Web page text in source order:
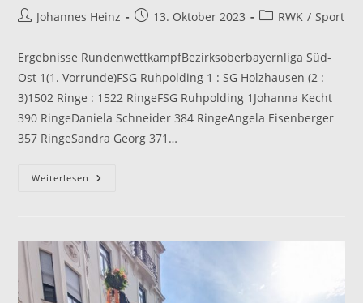
Beitrags-
Johannes Heinz
Beitrag13. Oktober 2023
Beitrags-
RWK / Sport
Ergebnisse RundenwettkampfBezirksoberbayernliga Süd-
Ost 1(1. Vorrunde)FSG Ruhpolding 1 : SG Holzhausen (2 :
3)1502 Ringe : 1522 RingeFSG Ruhpolding 1Johanna Kecht
390 RingeDaniela Schneider 384 RingeAngela Eisenberger
357 RingeSandra Georg 371…
Weiterlesen Bezirksoberbayernliga